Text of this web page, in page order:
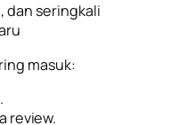
dan seringkali
masuk:
review.